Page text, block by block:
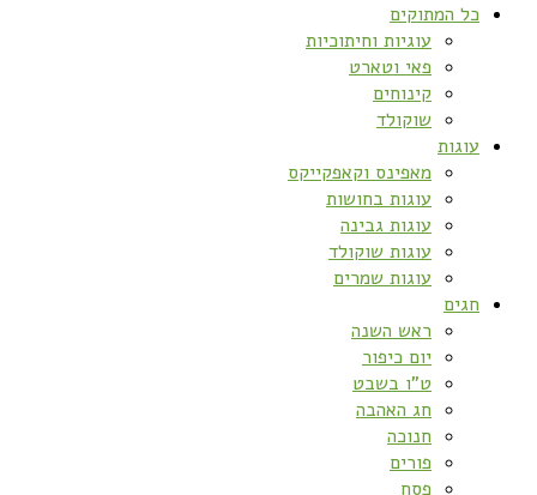
כל המתוקים
עוגיות וחיתוכיות
פאי וטארט
קינוחים
שוקולד
עוגות
מאפינס וקאפקייקס
עוגות בחושות
עוגות גבינה
עוגות שוקולד
עוגות שמרים
חגים
ראש השנה
יום כיפור
ט”ו בשבט
חג האהבה
חנוכה
פורים
פסח